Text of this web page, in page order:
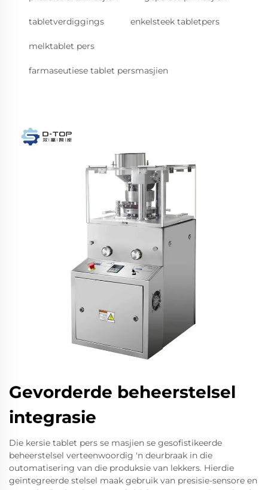
tabletverdiggings enkelsteek tabletpers
melktablet pers
farmaseutiese tablet persmasjien
Gevorderde beheerstelsel
integrasie
Die kersie tablet pers se masjien se gesofistikeerde
beheerstelsel verteenwoordig 'n deurbraak in die
outomatisering van die produksie van lekkers. Hierdie
geïntegreerde stelsel maak gebruik van presisie-sensore en